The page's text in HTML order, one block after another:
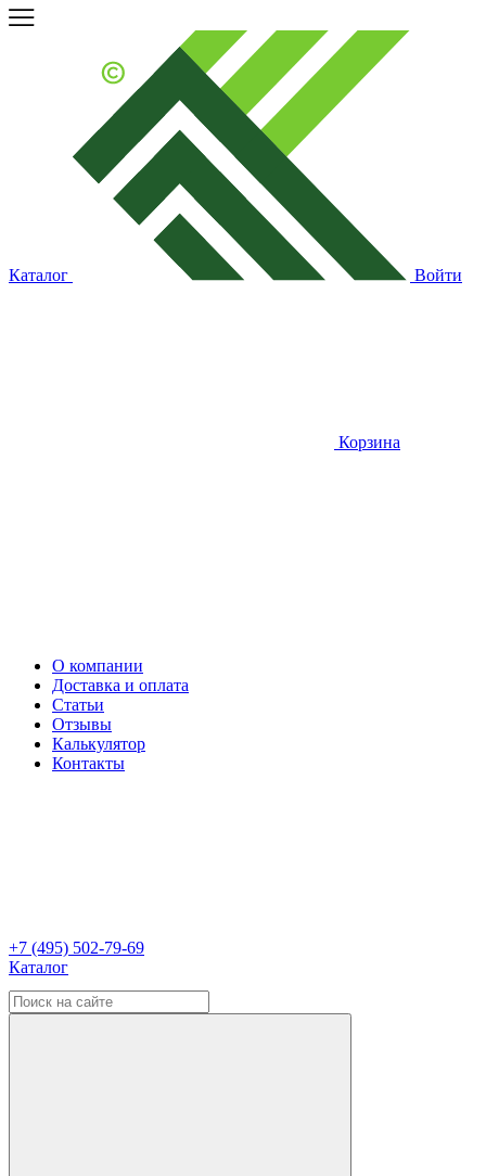
Каталог Войти
Корзина
О компании
Доставка и оплата
Статьи
Отзывы
Калькулятор
Контакты
+7 (495) 502-79-69
Каталог